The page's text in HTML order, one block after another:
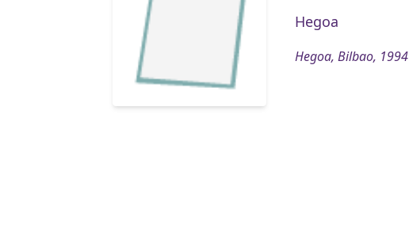
Hegoa
Hegoa, Bilbao, 1994